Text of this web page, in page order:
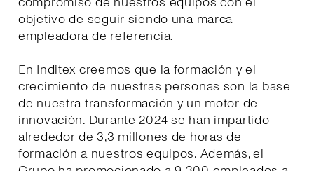
objetivo de seguir siendo una marca
empleadora de referencia.
En Inditex creemos que la formación y el
crecimiento de nuestras personas son la base
de nuestra transformación y un motor de
innovación. Durante 2024 se han impartido
alrededor de 3,3 millones de horas de
formación a nuestros equipos. Además, el